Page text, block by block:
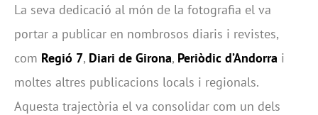
La seva dedicació al món de la fotografia el va
portar a publicar en nombrosos diaris i revistes,
com Regió 7, Diari de Girona, Periòdic d’Andorra i
moltes altres publicacions locals i regionals.
Aquesta trajectòria el va consolidar com un dels